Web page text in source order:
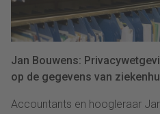
Jan Bouwens:
op de gegevens van
Accountants en hoogleraar